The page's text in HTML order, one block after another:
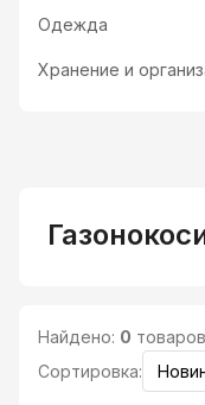
Одежда
Хранение и
Найдено: 0 товаров
Сортировка: